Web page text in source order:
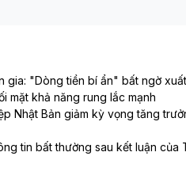
gia: "Dòng tiền bí ẩn" bất ngờ xuất
mặt khả năng rung lắc mạnh
Nhật Bản giảm kỳ vọng tăng
tin bất thường sau kết luận của